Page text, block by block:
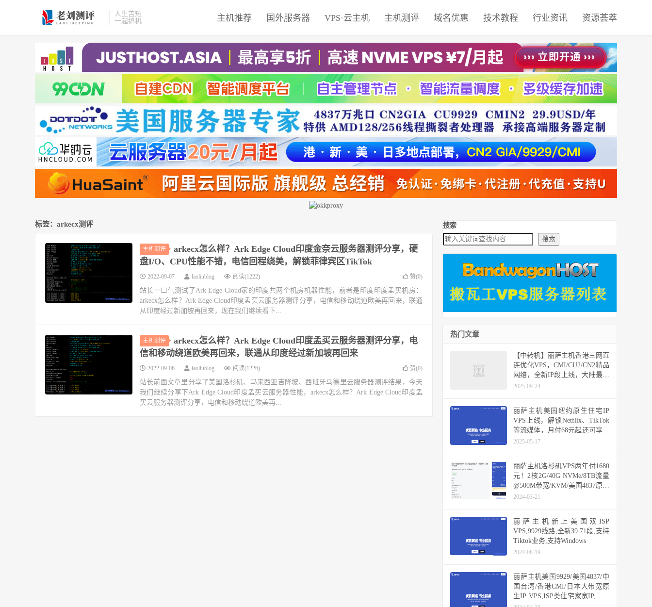
人生苦短
一起搞机
主机推荐 国外服务器 VPS·云主机 主机测评 域名优惠 技术教程 行业资讯 资源荟萃
标签：arkecx测评
主机测评
arkecx怎么样？Ark Edge Cloud印度金奈云服务器测评分享，硬
盘I/O、CPU性能不错，电信回程绕美，解锁菲律宾区TikTok
2022-09-07 laoliublog 阅读(1222) 赞(0)
站长一口气测试了Ark Edge Cloud家的印度共两个机房机器性能，前者是印度印度孟买机房：
arkecx怎么样？Ark Edge Cloud印度孟买云服务器测评分享，电信和移动绕道欧美再回来，联通
从印度经过新加坡再回来，现在我们继续看下...
主机测评
arkecx怎么样？Ark Edge Cloud印度孟买云服务器测评分享，电
信和移动绕道欧美再回来，联通从印度经过新加坡再回来
2022-09-06 laoliublog 阅读(1226) 赞(0)
站长前面文章里分享了美国洛杉矶、马来西亚吉隆坡、西班牙马德里云服务器测评结果，今天
我们继续分享下Ark Edge Cloud印度孟买云服务器性能，arkecx怎么样？Ark Edge Cloud印度孟
买云服务器测评分享，电信和移动绕道欧美再...
搜索
搜索
热门文章
【中转机】丽萨主机香港三网直
连优化VPS，CMI/CU2/CN2精品
网络，全新IP段上线，大陆最低
延迟8ms，48小时内免费换IP和
2025-09-24
丽萨主机美国纽约原生住宅IP
VPS上线，解锁Netflix、TikTok
等流媒体，月付68元起还可享九
折优惠
2025-05-17
丽萨主机洛杉矶VPS两年付1680
元！2核2G/40G NVMe/8TB流量
@500M带宽/KVM/美国4837原生
IP，48h内可退款
2024-03-21
丽萨主机新上美国双ISP
VPS,9929线路,全新39.71段,支持
Tiktok业务,支持Windows
2024-08-19
丽萨主机美国9929/美国4837/中
国台湾/香港CMI/日本大带宽原
生IP VPS,ISP类住宅家宽IP,原生